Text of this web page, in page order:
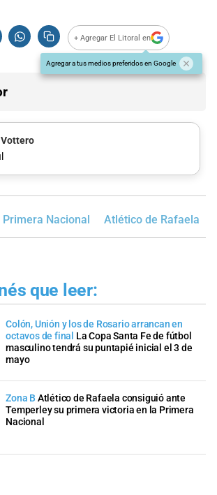
+ Agregar El Litoral en
Agregar a tus medios preferidos en Google
Primera Nacional Atlético de Rafaela
que leer:
Colón, Unión y los de Rosario arrancan en
octavos de final La Copa Santa Fe de fútbol
masculino tendrá su puntapié inicial el 3 de
mayo
Zona B Atlético de Rafaela consiguió ante
Temperley su primera victoria en la Primera
Nacional